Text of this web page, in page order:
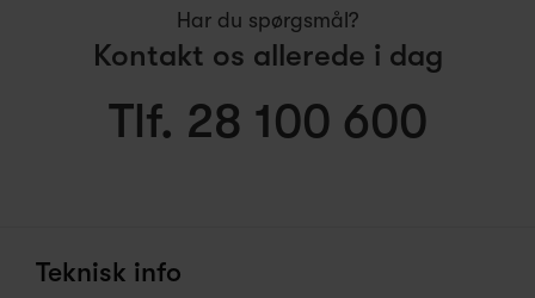
Har du spørgsmål?
Kontakt os allerede i dag
Tlf. 28 100 600
Teknisk info